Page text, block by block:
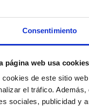
Consentimiento
página web usa cookies
cookies de este sitio
el tráfico.
sociales, publicidad y
y otros
aire y convertirlo